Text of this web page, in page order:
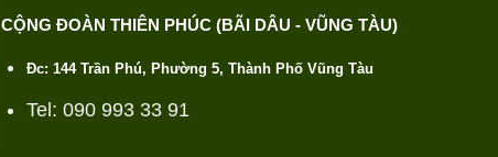
CỘNG ĐOÀN THIÊN PHÚC (BÃI DÂU - VŨNG TÀU)
Đc: 144 Trần Phú, Phường 5, Thành Phố Vũng Tàu
Tel: 090 993 33 91